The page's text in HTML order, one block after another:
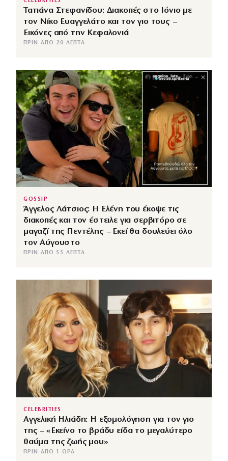
Τατιάνα Στεφανίδου: Διακοπές στο Ιόνιο με
τον Νίκο Ευαγγελάτο και τον γιο τους –
Εικόνες από την Κεφαλονιά
ΠΡΙΝ ΑΠΌ 20 ΛΕΠΤΆ
GOSSIP
Άγγελος Λάτσιος: Η Ελένη του έκοψε τις
διακοπές και τον έστειλε για σερβιτόρο σε
μαγαζί της Πεντέλης – Εκεί θα δουλεύει όλο
τον Αύγουστο
ΠΡΙΝ ΑΠΌ 55 ΛΕΠΤΆ
CELEBRITIES
Αγγελική Ηλιάδη: Η εξομολόγηση για τον γιο
της – «Εκείνο το βράδυ είδα το μεγαλύτερο
θαύμα της ζωής μου»
ΠΡΙΝ ΑΠΌ 1 ΏΡΑ